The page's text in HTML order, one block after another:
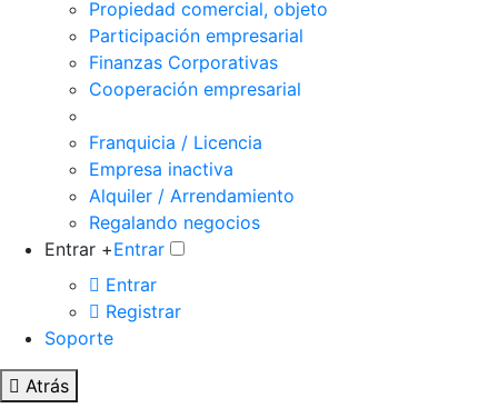
Propiedad comercial, objeto
Participación empresarial
Finanzas Corporativas
Cooperación empresarial
Franquicia / Licencia
Empresa inactiva
Alquiler / Arrendamiento
Regalando negocios
Entrar +Entrar
Entrar
Registrar
Soporte
Atrás